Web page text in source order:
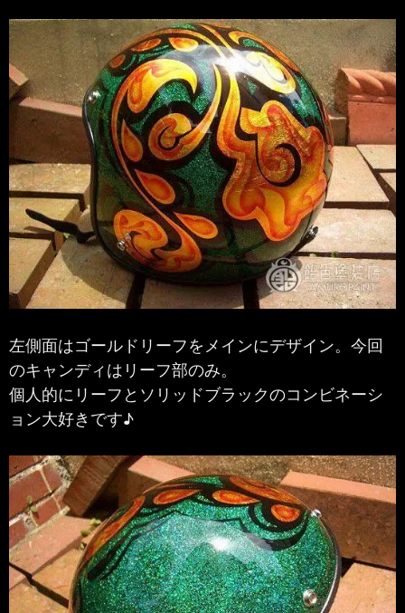
左側面はゴールドリーフをメインにデザイン。今回
のキャンディはリーフ部のみ。
個人的にリーフとソリッドブラックのコンビネーシ
ョン大好きです♪